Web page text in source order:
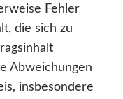
Fehler
die sich zu
Abweichungen
insbesondere